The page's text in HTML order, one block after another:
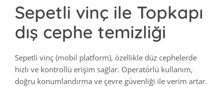
Sepetli vinç ile Topkapı
dış cephe temizliği
Sepetli vinç (mobil platform), özellikle düz cephelerde
hızlı ve kontrollü erişim sağlar. Operatörlü kullanım,
doğru konumlandırma ve çevre güvenliği ile verim artar.